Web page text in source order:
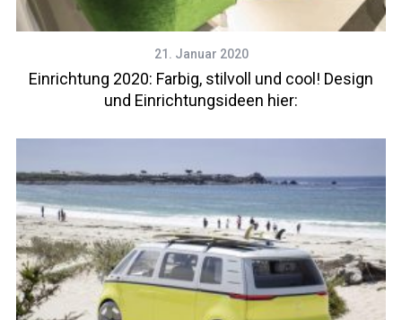
21. Januar 2020
Einrichtung 2020: Farbig, stilvoll und cool! Design
und Einrichtungsideen hier: